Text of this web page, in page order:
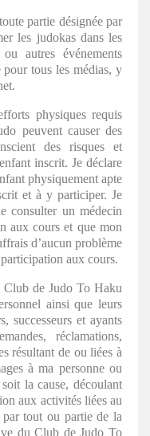
partie désignée par
les judokas dans les
autres événements
tous les médias, y
physiques requis
peuvent causer des
des risques et
inscrit. Je déclare
physiquement apte
et à y participer. Je
consulter un médecin
aux cours et que mon
d’aucun problème
aux cours.
Club de Judo To Haku
ainsi que leurs
successeurs et ayants
réclamations,
résultant de ou liées à
à ma personne ou
la cause, découlant
aux activités liées au
tout ou partie de la
du Club de Judo To